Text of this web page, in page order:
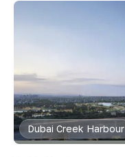
Dubai Creek Harbour